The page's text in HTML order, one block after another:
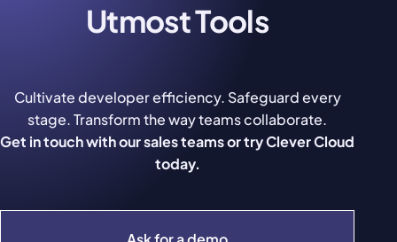
Utmost Tools
Cultivate developer efficiency. Safeguard every
stage. Transform the way teams collaborate.
Get in touch with our sales teams or try Clever Cloud
today.